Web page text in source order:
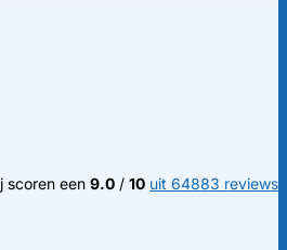
scoren een 9.0 / 10 uit 64883 reviews